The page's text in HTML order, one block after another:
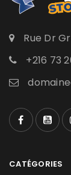
Rue Dr
+216 73
CATÉGORIES